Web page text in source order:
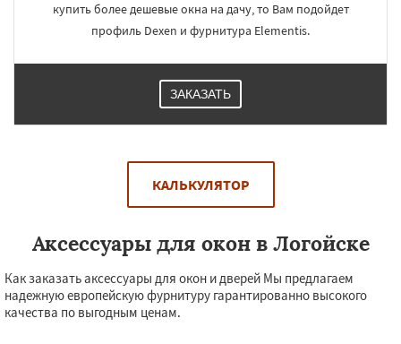
купить более дешевые окна на дачу, то Вам подойдет
профиль Dexen и фурнитура Elementis.
ЗАКАЗАТЬ
КАЛЬКУЛЯТОР
Аксессуары для окон в Логойске
Как заказать аксессуары для окон и дверей Мы предлагаем
надежную европейскую фурнитуру гарантированно высокого
качества по выгодным ценам.